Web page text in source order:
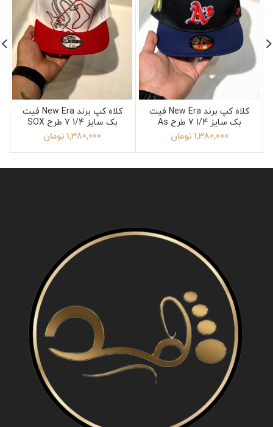
کلاه کپ برند New Era فیت
بک سایز 1/4 7 طرح As
1,380,000 تومان
کلاه کپ برند New Era فیت
بک سایز 1/4 7 طرح SOX
قرمز سفید
1,380,000 تومان